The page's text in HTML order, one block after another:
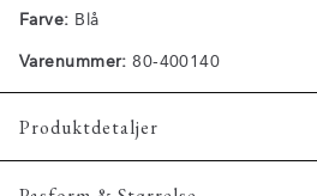
Farve: Blå
Varenummer: 80-400140
Produktdetaljer
Logomærke nederst på venstre